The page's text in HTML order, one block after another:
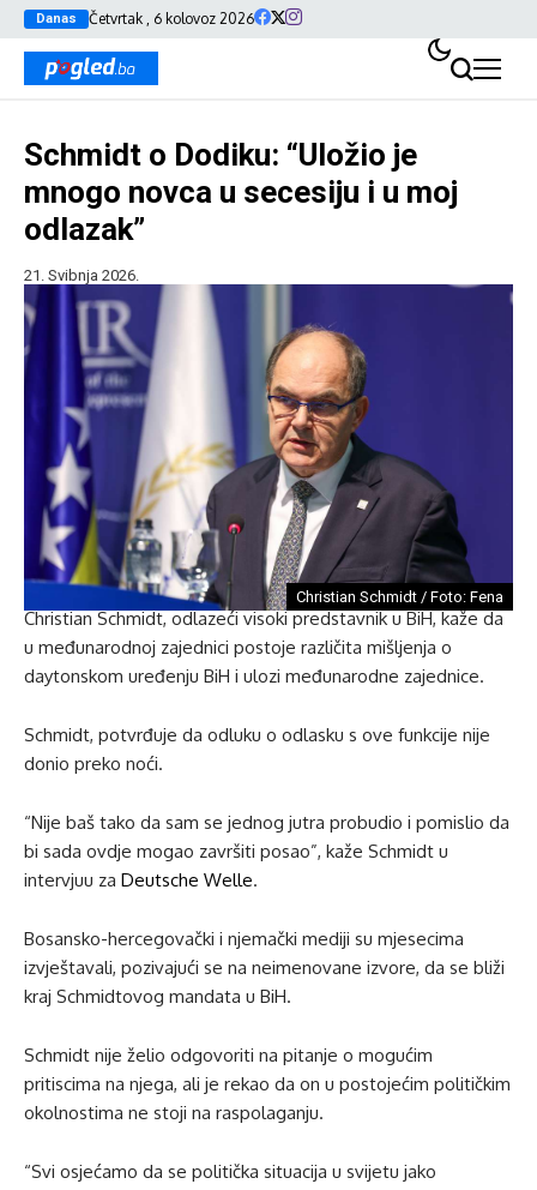
Danas Četvrtak , 6 kolovoz 2026
Schmidt o Dodiku: “Uložio je
mnogo novca u secesiju i u moj
odlazak”
21. Svibnja 2026.
Christian Schmidt / Foto: Fena
Christian Schmidt, odlazeći visoki predstavnik u BiH, kaže da
u međunarodnoj zajednici postoje različita mišljenja o
daytonskom uređenju BiH i ulozi međunarodne zajednice.
Schmidt, potvrđuje da odluku o odlasku s ove funkcije nije
donio preko noći.
“Nije baš tako da sam se jednog jutra probudio i pomislio da
bi sada ovdje mogao završiti posao”, kaže Schmidt u
intervjuu za Deutsche Welle.
Bosansko-hercegovački i njemački mediji su mjesecima
izvještavali, pozivajući se na neimenovane izvore, da se bliži
kraj Schmidtovog mandata u BiH.
Schmidt nije želio odgovoriti na pitanje o mogućim
pritiscima na njega, ali je rekao da on u postojećim političkim
okolnostima ne stoji na raspolaganju.
“Svi osjećamo da se politička situacija u svijetu jako